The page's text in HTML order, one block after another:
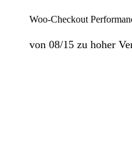
Woo-Checkout
von 08/15 zu hoher